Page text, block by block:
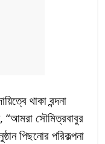
থাকা বন্দনা
“আমরা সৌমিত্রবাবুর
পিছনোর পরিকল্পনা